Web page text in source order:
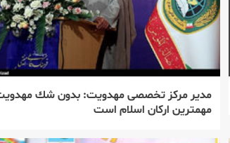
مدیر مركز تخصصی مهدویت: بدون شك
مهمترین اركان اسلام است